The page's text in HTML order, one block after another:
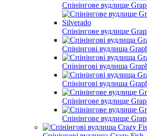
Спінінгове вудлище
Спінінгове вудлище
Спінінгові вудлища
Спінінгові вудлища
Спінінгові вудлища
Спінінгове вудлище
Спінінгове вудлище